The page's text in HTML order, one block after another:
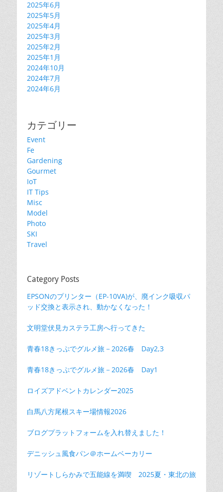
2025年6月
2025年5月
2025年4月
2025年3月
2025年2月
2025年1月
2024年10月
2024年7月
2024年6月
カテゴリー
Event
Fe
Gardening
Gourmet
IoT
IT Tips
Misc
Model
Photo
SKI
Travel
Category Posts
EPSONのプリンター（EP-10VA)が、廃インク吸収パ
ッド交換と表示され、動かなくなった！
文明堂伏見カステラ工房へ行ってきた
青春18きっぷでグルメ旅－2026春 Day2,3
青春18きっぷでグルメ旅－2026春 Day1
ロイズアドベントカレンダー2025
白馬八方尾根スキー場情報2026
ブログプラットフォームを入れ替えました！
デニッシュ風食パン＠ホームベーカリー
リゾートしらかみで五能線を満喫 2025夏・東北の旅